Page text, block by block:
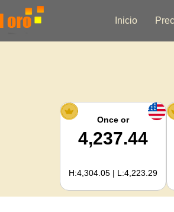
Inicio
Once or
4,237.44
H:4,304.05 | L:4,223.29